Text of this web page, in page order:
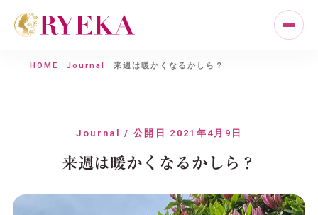
HOME Journal 来週は暖かくなるかしら？
Journal / 公開日 2021年4月9日
来週は暖かくなるかしら？